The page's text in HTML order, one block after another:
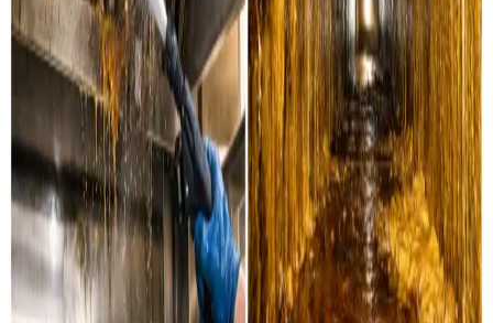
Industriel ventilationsrens
Læs mere